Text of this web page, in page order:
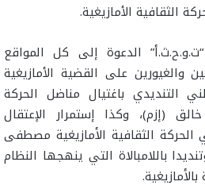
ﺍﻟﺜﻘﺎﻓﻴﺔ ﺍﻷﻣﺎﺯﻳﻐﻴﺔ.
الدعوة إلى ﻛﻞ ﺍﻟﻤﻮﺍﻗﻊ
ﻭﺍﻟﻐﻴﻮﺭﻳﻦ ﻋﻠﻰ ﺍﻟﻘﻀﻴﺔ ﺍﻷﻣﺎﺯﻳﻐﻴﺔ
ﺍﻟﺘﻨﺪﻳﺪﻱ ﺑﺎﻏﺘﻴﺎﻝ ﻣﻨﺎﺿﻞ ﺍﻟﺤﺮﻛﺔ
(ﺇﺯﻡ)، ﻭﻛﺬﺍ ﺇﺳﺘﻤﺮﺍﺭ ﺍﻹﻋﺘﻘﺎﻝ
الثقافية الأمازيغية مصطفى
باللاﻣﺒﺎلاة ﺍﻟﺘﻲ ﻳﻨﻬﺠﻬﺎ ﺍﻟﻨﻈﺎﻡ